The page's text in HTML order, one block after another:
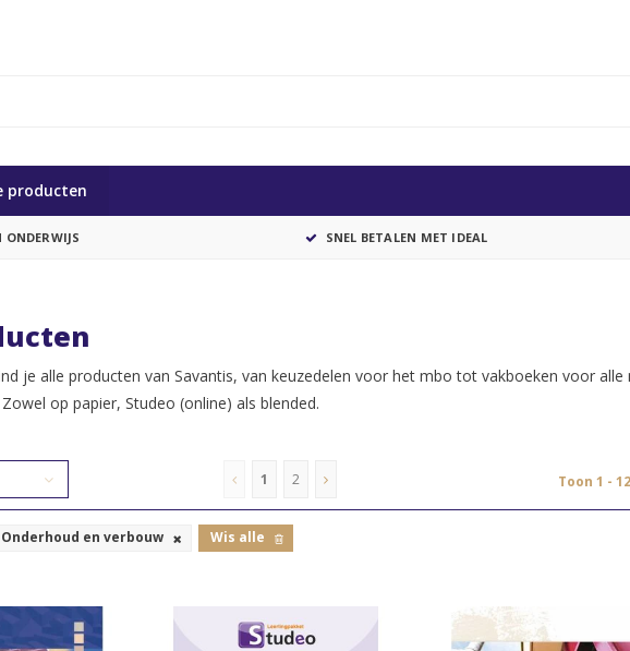
producten
SNEL BETALEN MET IDEAL
je alle producten van Savantis, van keuzedelen voor het mbo tot vakboeken voor
op papier, Studeo (online) als blended.
1 2 Toon 1 -
Onderhoud en verbouw Wis alle